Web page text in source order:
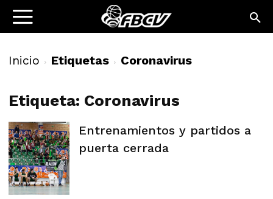
Inicio Etiquetas Coronavirus
Etiqueta: Coronavirus
Entrenamientos y partidos a
puerta cerrada